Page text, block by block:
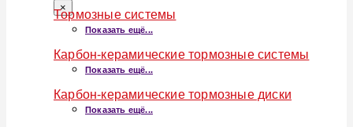
×
Тормозные системы
Показать ещё...
Карбон-керамические тормозные системы
Показать ещё...
Карбон-керамические тормозные диски
Показать ещё...